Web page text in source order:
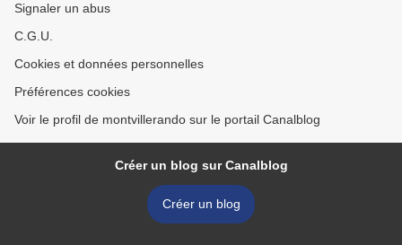
Signaler un abus
C.G.U.
Cookies et données personnelles
Préférences cookies
Voir le profil de montvillerando sur le portail Canalblog
Créer un blog sur Canalblog
Créer un blog